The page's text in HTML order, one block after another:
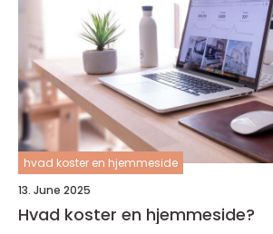
hvad koster en hjemmeside
13. June 2025
Hvad koster en hjemmeside?